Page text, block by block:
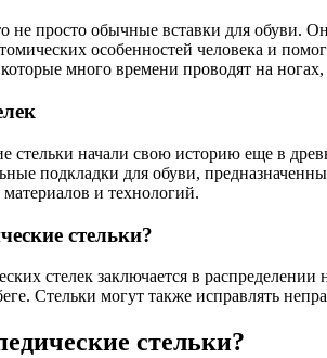
не просто обычные вставки для обуви.
особенностей человека и
много времени проводят на
стельки начали свою историю еще в
подкладки для обуви,
и технологий.
стельки?
стелек заключается в
Стельки могут также исправлять
стельки?